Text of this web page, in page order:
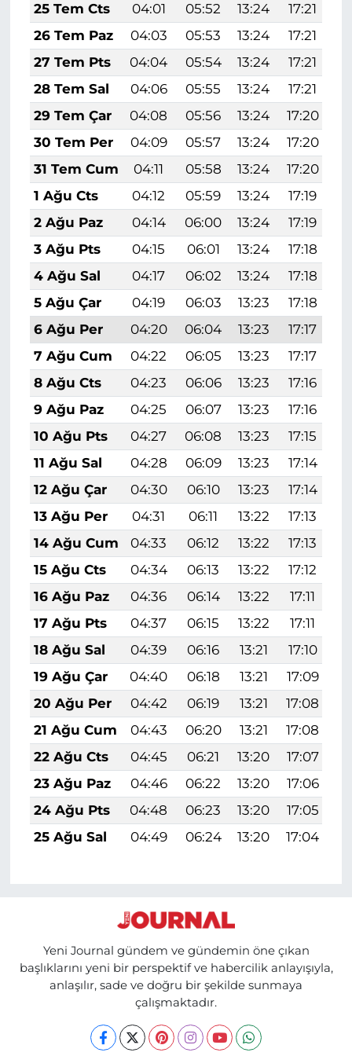
25 Tem Cts
04:01 05:52 13:24 17:21
26 Tem Paz
04:03 05:53 13:24 17:21
27 Tem Pts
04:04 05:54 13:24 17:21
28 Tem Sal
04:06 05:55 13:24 17:21
29 Tem Çar
04:08 05:56 13:24 17:20
30 Tem Per
04:09 05:57 13:24 17:20
31 Tem Cum
04:11 05:58 13:24 17:20
1 Ağu Cts
04:12 05:59 13:24 17:19
2 Ağu Paz
04:14 06:00 13:24 17:19
3 Ağu Pts
04:15 06:01 13:24 17:18
4 Ağu Sal
04:17 06:02 13:24 17:18
5 Ağu Çar
04:19 06:03 13:23 17:18
6 Ağu Per
04:20 06:04 13:23 17:17
7 Ağu Cum
04:22 06:05 13:23 17:17
8 Ağu Cts
04:23 06:06 13:23 17:16
9 Ağu Paz
04:25 06:07 13:23 17:16
10 Ağu Pts
04:27 06:08 13:23 17:15
11 Ağu Sal
04:28 06:09 13:23 17:14
12 Ağu Çar
04:30 06:10 13:23 17:14
13 Ağu Per
04:31 06:11 13:22 17:13
14 Ağu Cum
04:33 06:12 13:22 17:13
15 Ağu Cts
04:34 06:13 13:22 17:12
16 Ağu Paz
04:36 06:14 13:22 17:11
17 Ağu Pts
04:37 06:15 13:22 17:11
18 Ağu Sal
04:39 06:16 13:21 17:10
19 Ağu Çar
04:40 06:18 13:21 17:09
20 Ağu Per
04:42 06:19 13:21 17:08
21 Ağu Cum
04:43 06:20 13:21 17:08
22 Ağu Cts
04:45 06:21 13:20 17:07
23 Ağu Paz
04:46 06:22 13:20 17:06
24 Ağu Pts
04:48 06:23 13:20 17:05
25 Ağu Sal
04:49 06:24 13:20 17:04
Yeni Journal gündem ve gündemin öne çıkan
başlıklarını yeni bir perspektif ve habercilik anlayışıyla,
anlaşılır, sade ve doğru bir şekilde sunmaya
çalışmaktadır.